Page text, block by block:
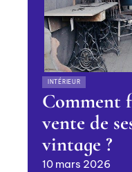
INTÉRIEUR
Comment
vente de
vintage ?
10 mars 2026